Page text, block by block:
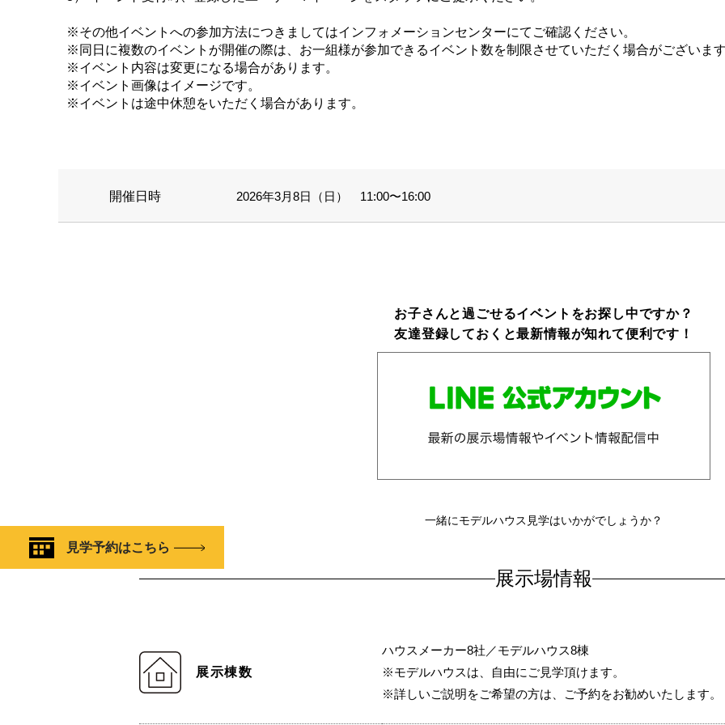
※その他イベントへの参加方法につきましてはインフォメーションセンターにてご確認ください。
※同日に複数のイベントが開催の際は、お一組様が参加できるイベント数を制限させていただく場合がございま
※イベント内容は変更になる場合があります。
※イベント画像はイメージです。
※イベントは途中休憩をいただく場合があります。
開催日時 2026年3月8日（日） 11:00〜16:00
お子さんと過ごせるイベントをお探し中ですか？
友達登録しておくと最新情報が知れて便利です！
一緒にモデルハウス見学はいかがでしょうか？
見学予約はこちら
展示場情報
展示棟数
ハウスメーカー8社／モデルハウス8棟
※モデルハウスは、自由にご見学頂けます。
※詳しいご説明をご希望の方は、ご予約をお勧めいたします。